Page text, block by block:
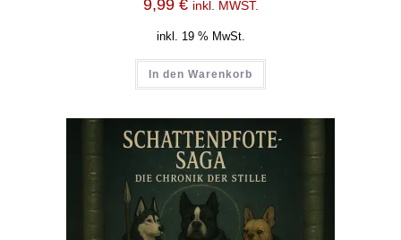
9,99 € inkl. MWST.
inkl. 19 % MwSt.
In den Warenkorb